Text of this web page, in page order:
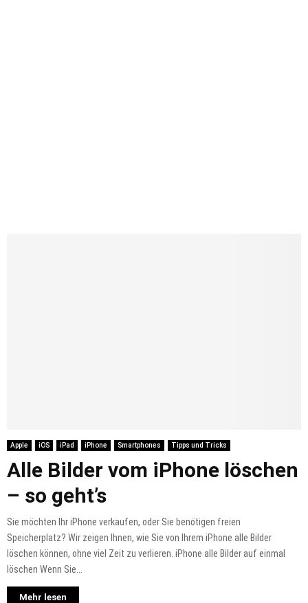
Apple iOS iPad iPhone Smartphones Tipps und Tricks
Alle Bilder vom iPhone löschen
– so geht’s
Sie möchten Ihr iPhone verkaufen, oder Sie benötigen freien
Speicherplatz? Wir zeigen Ihnen, wie Sie von Ihrem iPhone alle Bilder
löschen können, ohne viel Zeit zu verlieren. iPhone alle Bilder auf einmal
löschen Wenn Sie...
Mehr lesen